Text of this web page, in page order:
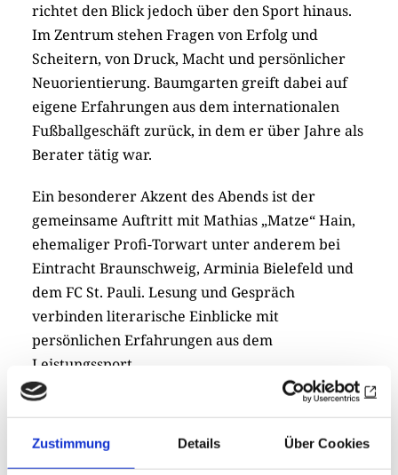
Zustimmung Details Über Cookies
richtet den Blick jedoch über den Sport hinaus.
Im Zentrum stehen Fragen von Erfolg und
Scheitern, von Druck, Macht und persönlicher
Neuorientierung. Baumgarten greift dabei auf
eigene Erfahrungen aus dem internationalen
Fußballgeschäft zurück, in dem er über Jahre als
Berater tätig war.
Ein besonderer Akzent des Abends ist der
gemeinsame Auftritt mit Mathias „Matze“ Hain,
ehemaliger Profi-Torwart unter anderem bei
Eintracht Braunschweig, Arminia Bielefeld und
dem FC St. Pauli. Lesung und Gespräch
verbinden literarische Einblicke mit
persönlichen Erfahrungen aus dem
Leistungssport.
Die Veranstaltung dient zugleich einem guten
Jugendförderung in der Region zugute. Erstmals